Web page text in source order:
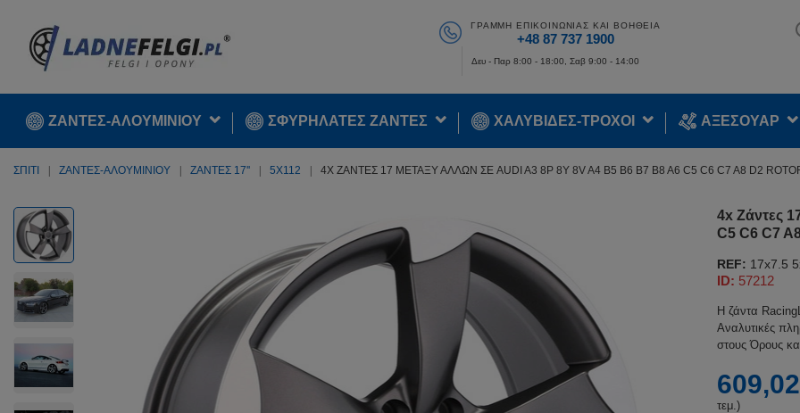
ΓΡΑΜΜΉ ΕΠΙΚΟΙΝΩΝΊΑΣ ΚΑΙ ΒΟΉΘΕΙΑ
+48 87 737 1900
Δευ - Παρ 8:00 - 18:00, Σαβ 9:00 - 14:00
ΖΑΝΤΕΣ-ΑΛΟΥΜΙΝΙΟΥ ΣΦΥΡΉΛΑΤΕΣ ΖΆΝΤΕΣ ΧΑΛΥΒΙΔΕΣ-ΤΡΟΧΟΙ ΑΞΕΣΟΥΑΡ
ΣΠΊΤΙ ΖΑΝΤΕΣ-ΑΛΟΥΜΙΝΙΟΥ ΖΆΝΤΕΣ 17'' 5X112 4X ΖΆΝΤΕΣ 17 ΜΕΤΑΞΎ ΆΛΛΩΝ ΣΕ AUDI A3 8P 8Y 8V A4 B5 B6 B7 B8 A6 C5 C6 C7 A8 D2
4x Ζάντες
C5 C6 C7
REF: 17x7.5
ID: 57212
Η ζάντα
Αναλυτικές
στους Όρους
τεμ.)